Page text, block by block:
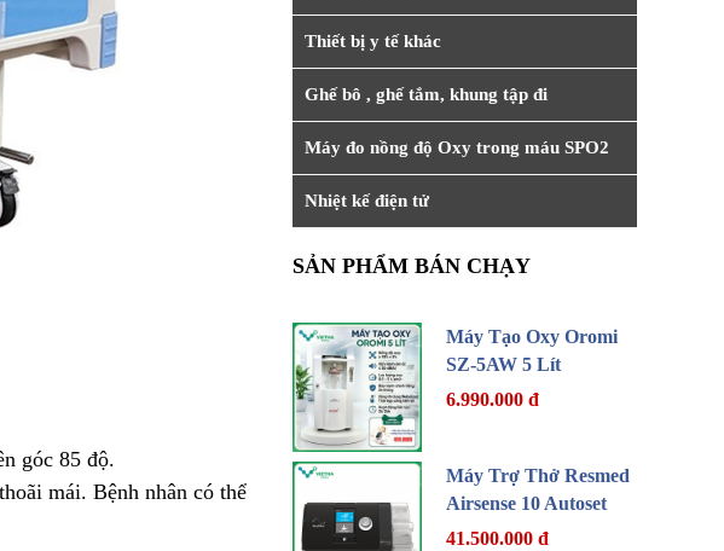
góc 85 độ.
mái. Bệnh nhân có thể
Thiết bị y tế khác
Ghế bô , ghế tắm, khung tập đi
Máy đo nồng độ Oxy trong máu SPO2
Nhiệt kế điện tử
SẢN PHẨM BÁN CHẠY
Máy Tạo Oxy Oromi
SZ-5AW 5 Lít
6.990.000 đ
Máy Trợ Thở Resmed
Airsense 10 Autoset
41.500.000 đ